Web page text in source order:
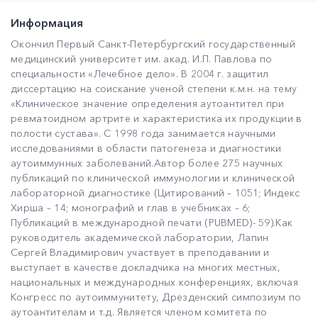
Информация
Окончил Первый Санкт-Петербургский государственный
медицинский университет им. акад. И.П. Павлова по
специальности «Лечебное дело». В 2004 г. защитил
диссертацию на соискание ученой степени к.м.н. на тему
«Клиническое значение определения аутоантител при
ревматоидном артрите и характеристика их продукции в
полости сустава». С 1998 года занимается научными
исследованиями в области патогенеза и диагностики
аутоиммунных заболеваний.Автор более 275 научных
публикаций по клинической иммунологии и клинической
лабораторной диагностике (Цитирований – 1051; Индекс
Хирша – 14; монографий и глав в учебниках – 6;
Публикаций в международной печати (PUBMED)- 59).Как
руководитель академической лаборатории, Лапин
Сергей Владимирович участвует в преподавании и
выступает в качестве докладчика на многих местных,
национальных и международных конференциях, включая
Конгресс по аутоиммунитету, Дрезденский симпозиум по
аутоантителам и т.д. Является членом комитета по